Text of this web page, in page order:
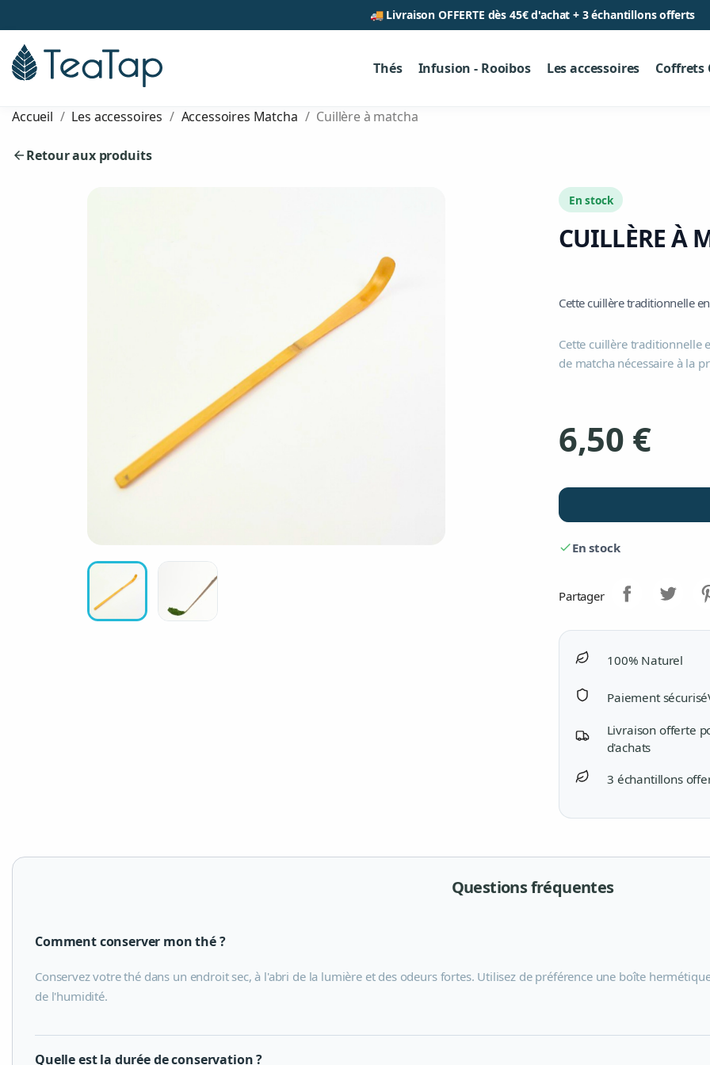
🚚 Livraison OFFERTE dès 45€ d'achat + 3 échantillons offerts
Thés Infusion - Rooibos Les accessoires Coffrets
Accueil Les accessoires Accessoires Matcha Cuillère à matcha
arrow_back Retour aux produits
En stock
CUILLÈRE À
Cette cuillère traditionnelle
Cette cuillère traditionnelle
de matcha nécessaire à la
6,50 €
En stock
Partager
100% Naturel
Paiement sécurisé
Livraison offerte
d'achats
3 échantillons
Questions fréquentes
Comment conserver mon thé ?
Conservez votre thé dans un endroit sec, à l'abri de la lumière et des odeurs fortes. Utilisez de préférence une boîte
de l'humidité.
Quelle est la durée de conservation ?